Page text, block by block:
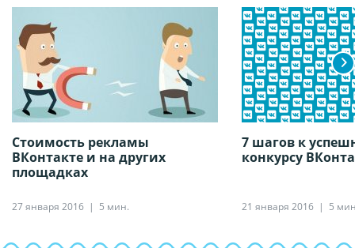
Стоимость рекламы
ВКонтакте и на других
площадках
27 января 2016 5 мин.
7 шагов к
конкурсу
21 января 2016 5